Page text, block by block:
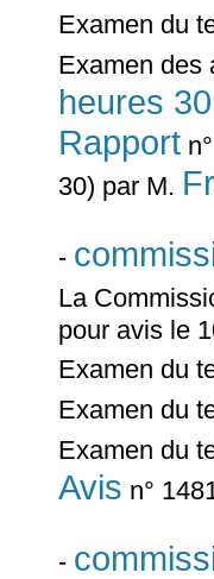
Examen du
Examen des
heures 30
Rapport
30) par M.
-
La
pour avis le
Examen du
Examen du
Examen du
Avis n°
-